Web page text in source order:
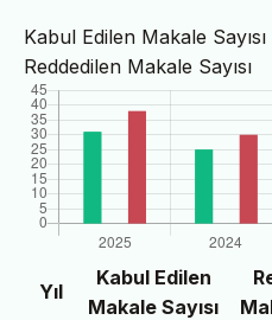
Kabul Edilen Makale Sayısı
Reddedilen Makale Sayısı
Yıl
Kabul Edilen
Makale Sayısı